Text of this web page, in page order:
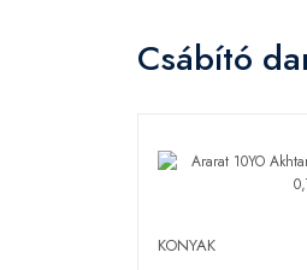
Csábító
KONYAK